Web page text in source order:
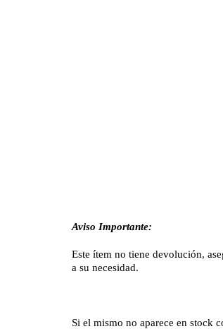
Aviso Importante:
Este ítem no tiene devolución,
a su necesidad.
Si el mismo no aparece en stock